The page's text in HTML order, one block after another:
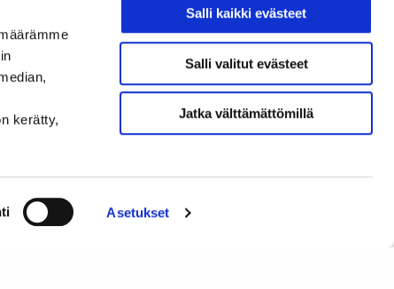
kerätty,
Asetukset
Salli kaikki evästeet
Salli valitut evästeet
Jatka välttämättömillä
Kalaja, puh. 040 752
0804,